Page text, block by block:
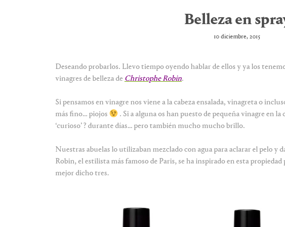
Belleza en
10 diciembre, 2015
Deseando probarlos. Llevo tiempo oyendo hablar de ellos y ya los
vinagres de belleza de Christophe Robin.
Si pensamos en vinagre nos viene a la cabeza ensalada, vinagreta o
más fino… piojos
. Si a alguna os han puesto de pequeña vinagre en
‘curioso’ ? durante días… pero también mucho mucho brillo.
Nuestras abuelas lo utilizaban mezclado con agua para aclarar el pelo y
Robin, el estilista más famoso de Paris, se ha inspirado en esta
mejor dicho tres.